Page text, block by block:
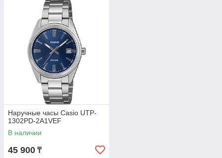
Наручные часы Casio UTP-
1302PD-2A1VEF
В наличии
45 900 ₸